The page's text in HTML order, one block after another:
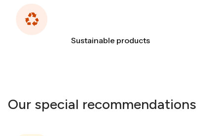
Sustainable products
Our special recommendations